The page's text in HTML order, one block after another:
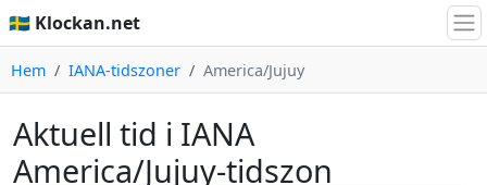
🇸🇪 Klockan.net
Hem IANA-tidszoner America/Jujuy
Aktuell tid i IANA
America/Jujuy-tidszon